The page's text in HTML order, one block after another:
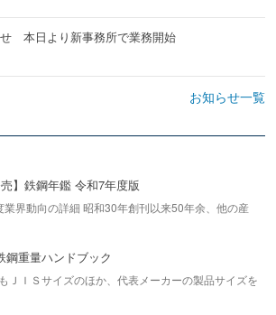
本日より新事務所で業務開始
お知らせ一覧
売】鉄鋼年鑑 令和7年度版
業界動向の詳細 昭和30年創刊以来50年余、他の産
鋼重量ハンドブック
ＪＩＳサイズのほか、代表メーカーの製品サイズを